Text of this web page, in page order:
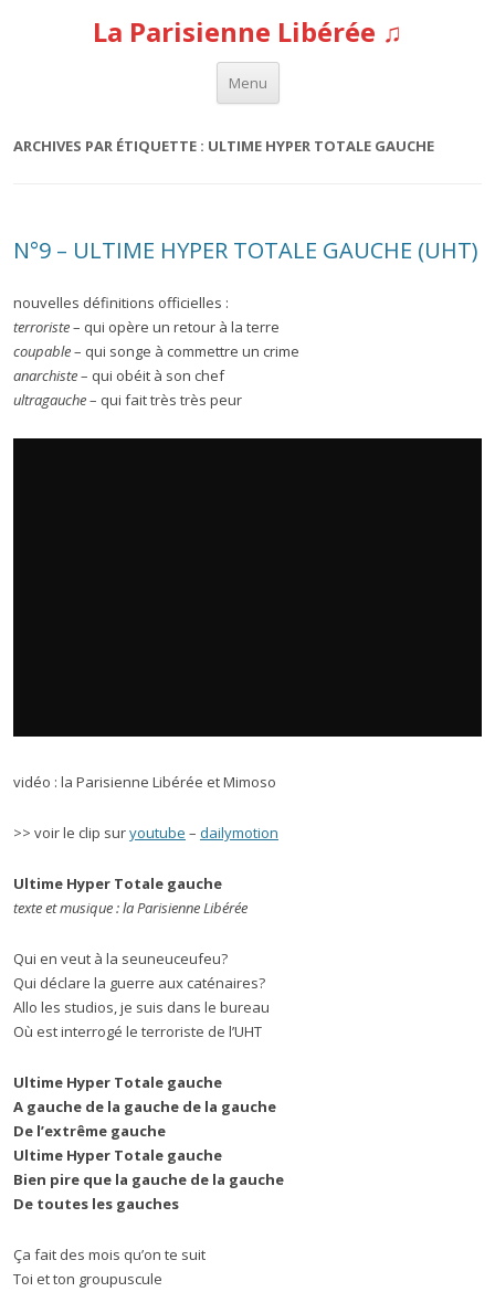
La Parisienne Libérée ♫
Menu
Aller au contenu
ARCHIVES PAR ÉTIQUETTE : ULTIME HYPER TOTALE GAUCHE
N°9 – ULTIME HYPER TOTALE GAUCHE (UHT)
nouvelles définitions officielles :
terroriste– qui opère un retour à la terre
coupable– qui songe à commettre un crime
anarchiste– qui obéit à son chef
ultragauche– qui fait très très peur
vidéo : la Parisienne Libérée et Mimoso
>> voir le clip suryoutube – dailymotion
Ultime Hyper Totale gauche
texte et musique : la Parisienne Libérée
Qui en veut à la seuneuceufeu?
Qui déclare la guerre aux caténaires?
Allo les studios, je suis dans le bureau
Où est interrogé le terroriste de l’UHT
Ultime Hyper Totale gauche
A gauche de la gauche de la gauche
De l’extrême gauche
Ultime Hyper Totale gauche
Bien pire que la gauche de la gauche
De toutes les gauches
Ça fait des mois qu’on te suit
Toi et ton groupuscule